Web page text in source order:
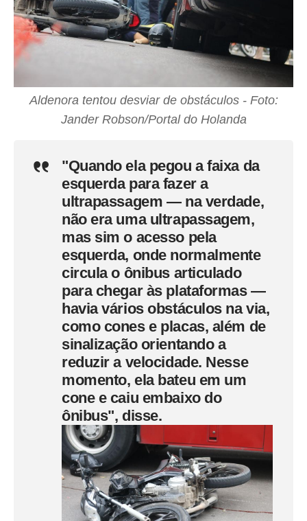
Aldenora tentou desviar de obstáculos - Foto:
Jander Robson/Portal do Holanda
"Quando ela pegou a faixa da
esquerda para fazer a
ultrapassagem — na verdade,
não era uma ultrapassagem,
mas sim o acesso pela
esquerda, onde normalmente
circula o ônibus articulado
para chegar às plataformas —
havia vários obstáculos na via,
como cones e placas, além de
sinalização orientando a
reduzir a velocidade. Nesse
momento, ela bateu em um
cone e caiu embaixo do
ônibus", disse.